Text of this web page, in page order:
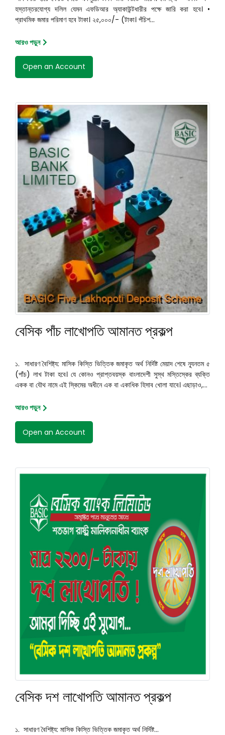
হস্তান্তরযোগ্য দলিল যেমন এফডিআর অ্যাকাউন্টধারীর পক্ষে জারি করা হবে। •
প্রাথমিক জমার পরিমাণ হবে টাকা। ২৫,০০০/- (টাকা। পঁচিশ...
আরও পড়ুন
Open an Account
বেসিক পাঁচ লাখোপতি আমানত প্রকল্প
১. সাধারণ বৈশিষ্ট্য: মাসিক কিস্তি ভিত্তিক জমাকৃত অর্থ নির্দিষ্ট মেয়াদ শেষে ন্যূনতম ৫
(পাঁচ) লাখ টাকা হবে। যে কোনও প্রাপ্তবয়স্ক বাংলাদেশী সুস্থ মস্তিস্কের ব্যক্তি
একক বা যৌথ নামে এই স্কিমের অধীনে এক বা একাধিক হিসাব খোলা যাবে। এছাড়াও,...
আরও পড়ুন
Open an Account
বেসিক দশ লাখোপতি আমানত প্রকল্প
১. সাধারণ বৈশিষ্ট্য: মাসিক কিস্তি ভিত্তিক জমাকৃত অর্থ নির্দিষ্ট...